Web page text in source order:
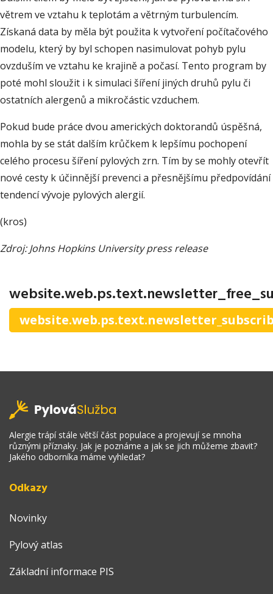
větrem ve vztahu k teplotám a větrným turbulencím.
Získaná data by měla být použita k vytvoření počítačového
modelu, který by byl schopen nasimulovat pohyb pylu
ovzduším ve vztahu ke krajině a počasí. Tento program by
poté mohl sloužit i k simulaci šíření jiných druhů pylu či
ostatních alergenů a mikročástic vzduchem.
Pokud bude práce dvou amerických doktorandů úspěšná,
mohla by se stát dalším krůčkem k lepšímu pochopení
celého procesu šíření pylových zrn. Tím by se mohly otevřít
nové cesty k účinnější prevenci a přesnějšímu předpovídání
tendencí vývoje pylových alergií.
(kros)
Zdroj: Johns Hopkins University press release
Alergie trápí stále větší část populace a projevují se mnoha
různými příznaky. Jak je poznáme a jak se jich můžeme zbavit?
Jakého odborníka máme vyhledat?
Odkazy
Novinky
Pylový atlas
Základní informace PIS